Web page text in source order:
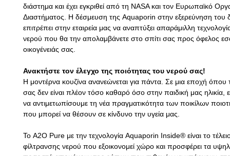
διάστημα και έχει εγκριθεί από τη NASA και τον Ευρωπαϊκό
Διαστήματος. Η δέσμευση της Aquaporin στην εξερεύνηση του
επιτρέπει στην εταιρεία μας να αναπτύξει απαράμιλλη
νερού που θα την απολαμβάνετε στο σπίτι σας προς όφελος
οικογένειάς σας.
Ανακτήστε τον έλεγχο της ποιότητας του νερού σας!
Η μοντέρνα κουζίνα ανανεώνεται για πάντα. Σε μια εποχή όπου
σας δεν είναι πλέον τόσο καθαρό όσο στην παιδική μας ηλικία,
να αντιμετωπίσουμε τη νέα πραγματικότητα των ποικίλων
που μπορεί να θέσουν σε κίνδυνο την υγεία μας.
Το A2O Pure με την τεχνολογία Aquaporin Inside® είναι το
φίλτρανσης νερού που εξοικονομεί χώρο και προσφέρει τα